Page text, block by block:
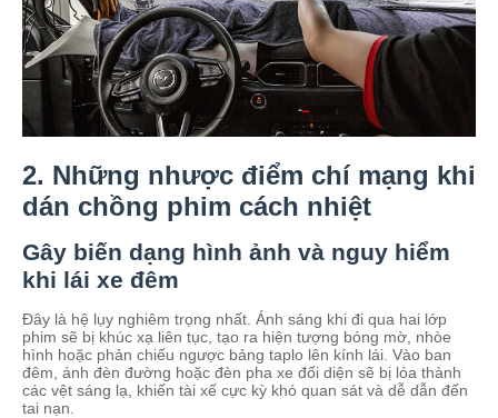
2. Những nhược điểm chí mạng khi
dán chồng phim cách nhiệt
Gây biến dạng hình ảnh và nguy hiểm
khi lái xe đêm
Đây là hệ lụy nghiêm trọng nhất. Ánh sáng khi đi qua hai lớp
phim sẽ bị khúc xạ liên tục, tạo ra hiện tượng bóng mờ, nhòe
hình hoặc phản chiếu ngược bảng taplo lên kính lái. Vào ban
đêm, ánh đèn đường hoặc đèn pha xe đối diện sẽ bị lóa thành
các vệt sáng lạ, khiến tài xế cực kỳ khó quan sát và dễ dẫn đến
tai nạn.